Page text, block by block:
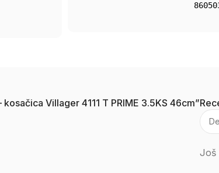
Još
Villager 4111 T PRIME 3.5KS 46cm”